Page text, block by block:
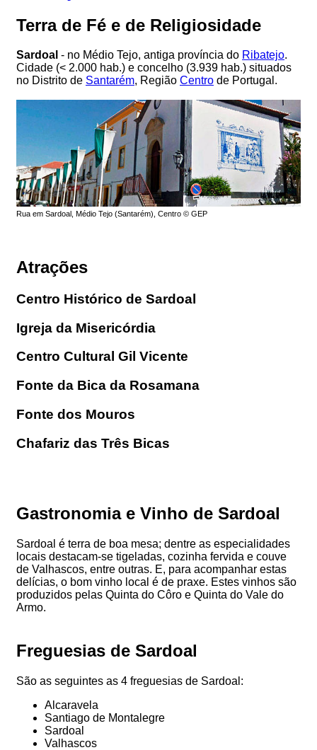
Terra de Fé e de Religiosidade
Sardoal - no Médio Tejo, antiga província do Ribatejo.
Cidade (< 2.000 hab.) e concelho (3.939 hab.) situados
no Distrito de Santarém, Região Centro de Portugal.
Rua em Sardoal, Médio Tejo (Santarém), Centro © GEP
Atrações
Centro Histórico de Sardoal
Igreja da Misericórdia
Centro Cultural Gil Vicente
Fonte da Bica da Rosamana
Fonte dos Mouros
Chafariz das Três Bicas
Gastronomia e Vinho de Sardoal
Sardoal é terra de boa mesa; dentre as especialidades
locais destacam-se tigeladas, cozinha fervida e couve
de Valhascos, entre outras. E, para acompanhar estas
delícias, o bom vinho local é de praxe. Estes vinhos são
produzidos pelas Quinta do Côro e Quinta do Vale do
Armo.
Freguesias de Sardoal
São as seguintes as 4 freguesias de Sardoal:
Alcaravela
Santiago de Montalegre
Sardoal
Valhascos